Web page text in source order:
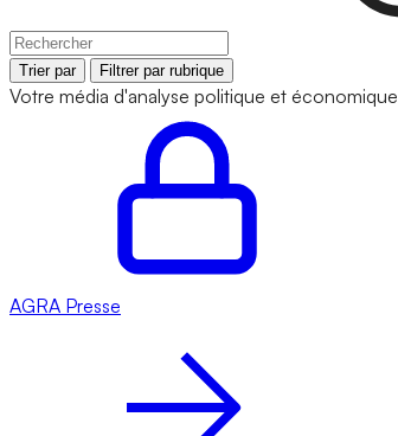
Trier par Filtrer par rubrique
Votre média d'analyse politique et économique
AGRA Presse